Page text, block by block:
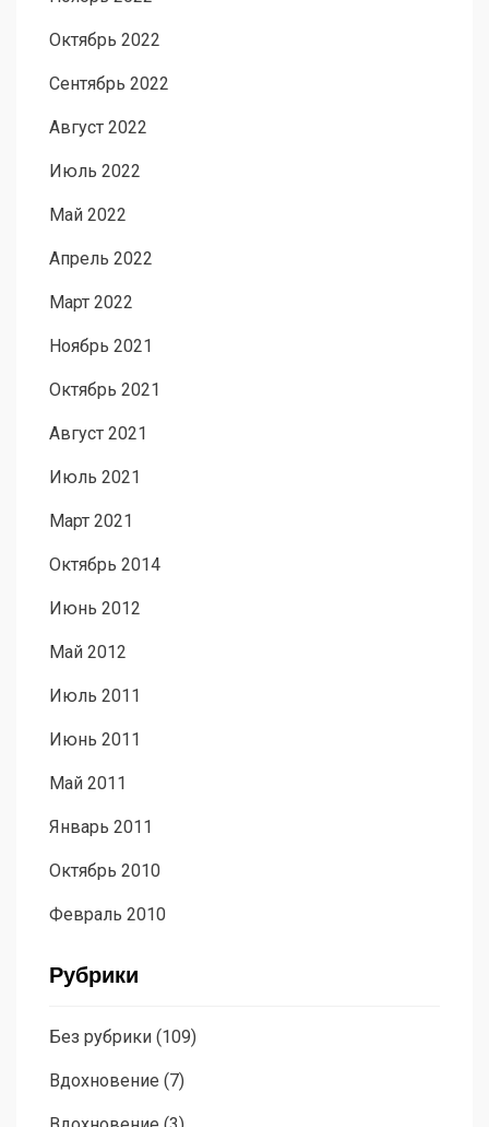
Октябрь 2022
Сентябрь 2022
Август 2022
Июль 2022
Май 2022
Апрель 2022
Март 2022
Ноябрь 2021
Октябрь 2021
Август 2021
Июль 2021
Март 2021
Октябрь 2014
Июнь 2012
Май 2012
Июль 2011
Июнь 2011
Май 2011
Январь 2011
Октябрь 2010
Февраль 2010
Рубрики
Без рубрики (109)
Вдохновение (7)